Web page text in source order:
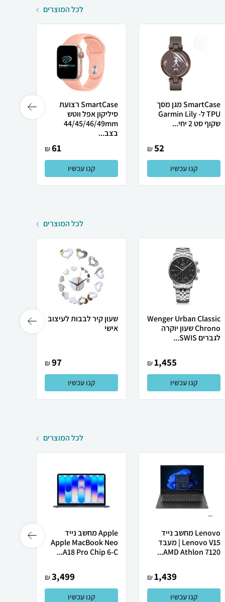
לכל המוצרים
SmartCase מגן מסך
TPU ל- Garmin Lily
שקוף סט 2 יחי...
52
₪
קנו עכשיו
SmartCase רצועת
סיליקון אפל ווטש
44/45/46/49mm
בצב...
61
₪
קנו עכשיו
לכל המוצרים
Wenger Urban Classic
Chrono שעון יוקרה
לגברים SWIS...
1,455
₪
קנו עכשיו
שעון קיר לבבות לעיצוב
אישי
97
₪
קנו עכשיו
לכל המוצרים
Lenovo מחשב נייד
Lenovo V15 | מעבד
AMD Athlon 7120...
1,439
₪
קנו עכשיו
Apple מחשב נייד
Apple MacBook Neo
A18 Pro Chip 6-C...
3,499
₪
קנו עכשיו